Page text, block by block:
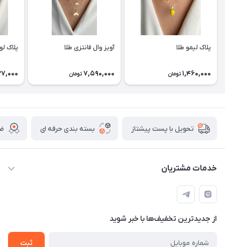
پلاک لیمو طلا
1,460,000 تومان
آویز وال فانتزی طلا
7,590,000 تومان
پلاک
تحویل با پست پیشتاز بسته بندی حرفه ای
خدمات مشتریان
قوانین
تماس با ما
سوالات متداول و پر تکرار
آموزش خرید و پیگیری سفارش
از جدید‌ترین تخفیف‌ها با‌ خبر شوید
ثبت